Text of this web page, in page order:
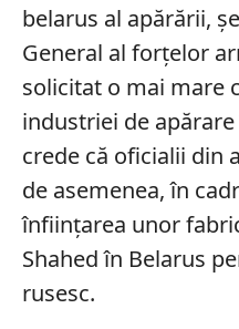
belarus al apărării,
General al forțelor
solicitat o mai mare
industriei de
crede că oficialii din
de asemenea, în
înființarea unor
Shahed în Belarus
rusesc.